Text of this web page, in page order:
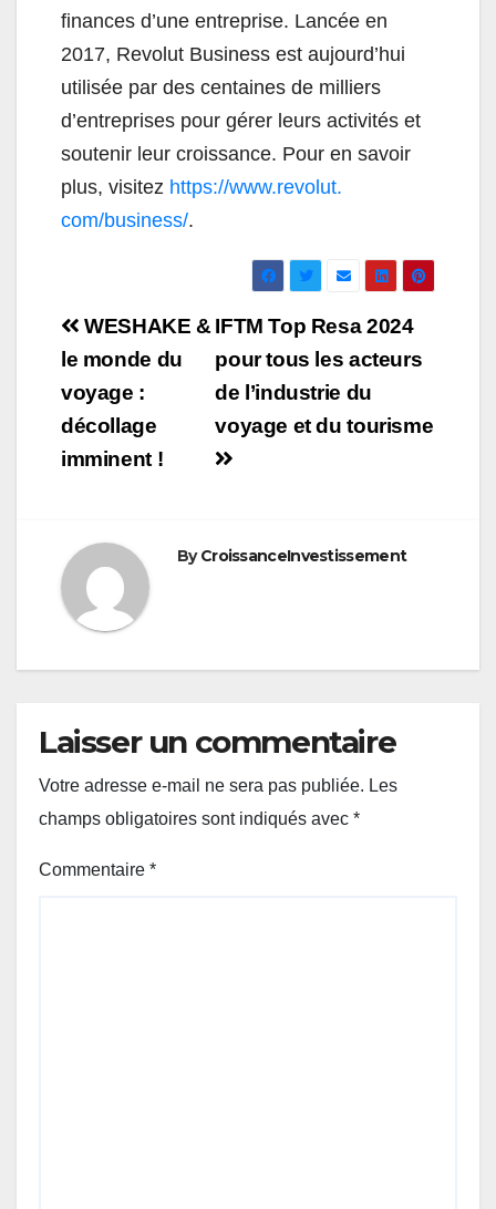
finances d’une entreprise. Lancée en
2017, Revolut Business est aujourd’hui
utilisée par des centaines de milliers
d’entreprises pour gérer leurs activités et
soutenir leur croissance. Pour en savoir
plus, visitez https://www.revolut.
com/business/.
Navigation
de
l’article
IFTM Top Resa 2024
pour tous les acteurs
de l’industrie du
voyage et du tourisme
WESHAKE &
le monde du
voyage :
décollage
imminent !
ByCroissanceInvestissement
Laisser un commentaire
Votre adresse e-mail ne sera pas publiée. Les
champs obligatoires sont indiqués avec *
Commentaire *